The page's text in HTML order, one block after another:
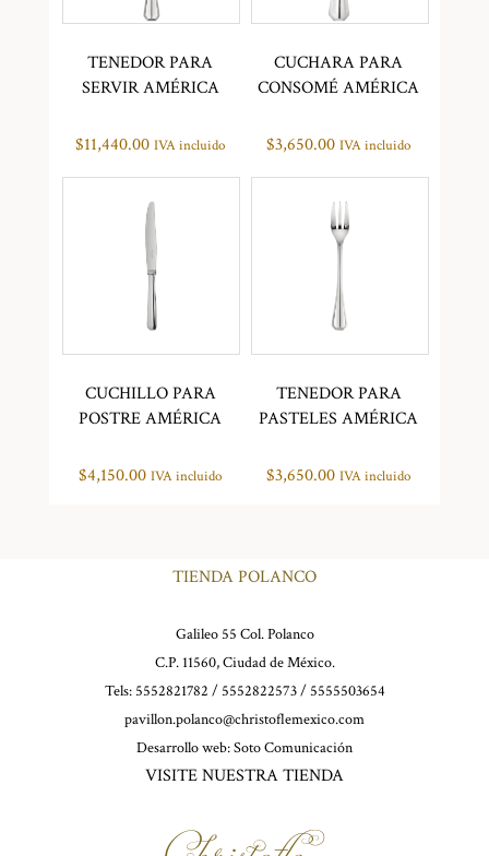
TENEDOR PARA
SERVIR AMÉRICA
$11,440.00 IVA incluido
CUCHARA PARA
CONSOMÉ AMÉRICA
$3,650.00 IVA incluido
CUCHILLO PARA
POSTRE AMÉRICA
$4,150.00 IVA incluido
TENEDOR PARA
PASTELES AMÉRICA
$3,650.00 IVA incluido
TIENDA POLANCO
Galileo 55 Col. Polanco
C.P. 11560, Ciudad de México.
Tels: 5552821782 / 5552822573 / 5555503654
pavillon.polanco@christoflemexico.com
Desarrollo web:Soto Comunicación
VISITE NUESTRA TIENDA